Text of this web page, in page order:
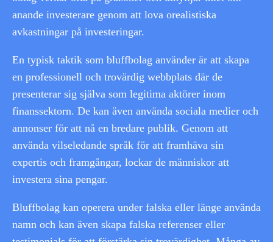
anande investerare genom att lova orealistiska
avkastningar på investeringar.
En typisk taktik som bluffbolag använder är att skapa
en professionell och trovärdig webbplats där de
presenterar sig själva som legitima aktörer inom
finanssektorn. De kan även använda sociala medier och
annonser för att nå en bredare publik. Genom att
använda vilseledande språk för att framhäva sin
expertis och framgångar, lockar de människor att
investera sina pengar.
Bluffbolag kan operera under falska eller länge använda
namn och kan även skapa falska referenser eller